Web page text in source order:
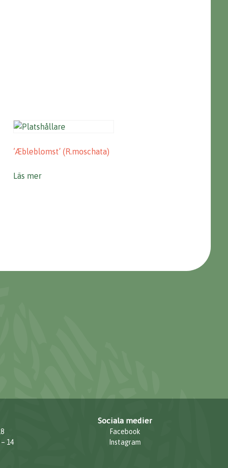
’Æbleblomst’ (R.moschata)
Läs mer
14
Sociala medier
Facebook
Instagram